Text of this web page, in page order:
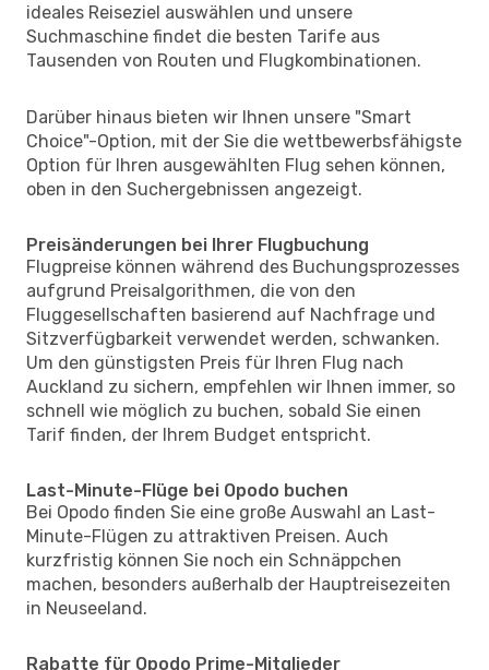
ideales Reiseziel auswählen und unsere
Suchmaschine findet die besten Tarife aus
Tausenden von Routen und Flugkombinationen.
Darüber hinaus bieten wir Ihnen unsere "Smart
Choice"-Option, mit der Sie die wettbewerbsfähigste
Option für Ihren ausgewählten Flug sehen können,
oben in den Suchergebnissen angezeigt.
Preisänderungen bei Ihrer Flugbuchung
Flugpreise können während des Buchungsprozesses
aufgrund Preisalgorithmen, die von den
Fluggesellschaften basierend auf Nachfrage und
Sitzverfügbarkeit verwendet werden, schwanken.
Um den günstigsten Preis für Ihren Flug nach
Auckland zu sichern, empfehlen wir Ihnen immer, so
schnell wie möglich zu buchen, sobald Sie einen
Tarif finden, der Ihrem Budget entspricht.
Last-Minute-Flüge bei Opodo buchen
Bei Opodo finden Sie eine große Auswahl an Last-
Minute-Flügen zu attraktiven Preisen. Auch
kurzfristig können Sie noch ein Schnäppchen
machen, besonders außerhalb der Hauptreisezeiten
in Neuseeland.
Rabatte für Opodo Prime-Mitglieder